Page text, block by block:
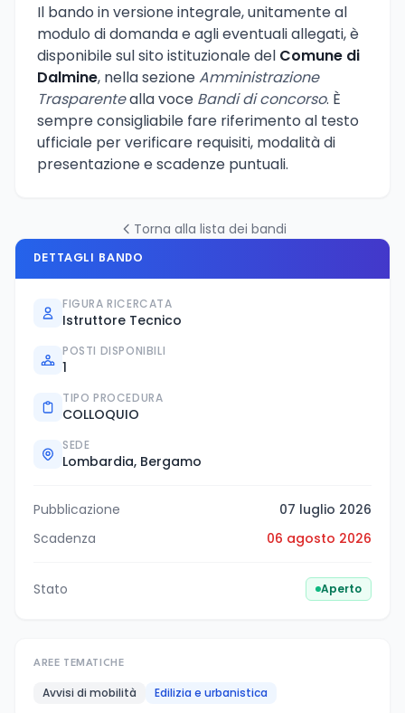
Il bando in versione integrale, unitamente al
modulo di domanda e agli eventuali allegati, è
disponibile sul sito istituzionale del Comune di
Dalmine, nella sezioneAmministrazione
Trasparentealla voce Bandi di concorso. È
sempre consigliabile fare riferimento al testo
ufficiale per verificare requisiti, modalità di
presentazione e scadenze puntuali.
Torna alla lista dei bandi
DETTAGLI BANDO
FIGURA RICERCATA
Istruttore Tecnico
POSTI DISPONIBILI
1
TIPO PROCEDURA
COLLOQUIO
SEDE
Lombardia, Bergamo
Pubblicazione
07 luglio 2026
Scadenza
06 agosto 2026
Stato Aperto
AREE TEMATICHE
Avvisi di mobilità Edilizia e urbanistica